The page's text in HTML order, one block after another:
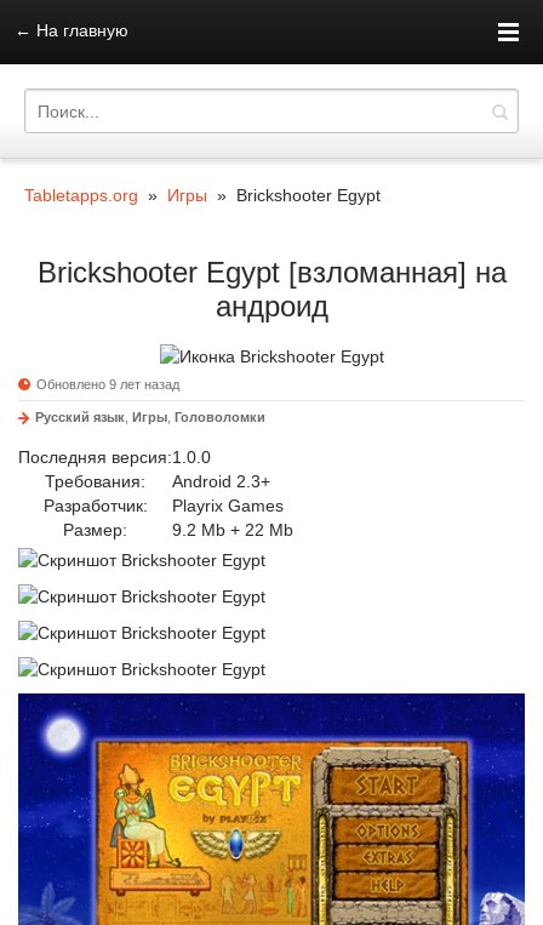
← На главную
Tabletapps.org » Игры » Brickshooter Egypt
Brickshooter Egypt [взломанная] на
андроид
Обновлено 9 лет назад
Русский язык Игры Головоломки
Последняя версия:1.0.0
Требования:
Android 2.3+
Разработчик:
Playrix Games
Размер:
9.2 Mb + 22 Mb